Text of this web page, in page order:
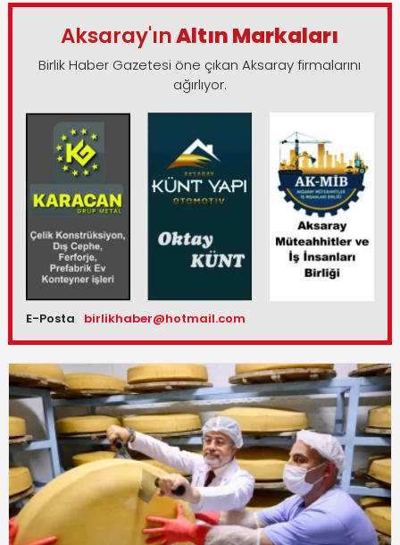
Aksaray'ınAltın Markaları
Birlik Haber Gazetesi öne çıkan Aksaray firmalarını
ağırlıyor.
E-Posta birlikhaber@hotmail.com